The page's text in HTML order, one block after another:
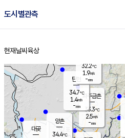
도시별관측
홈
현재날씨 육상
파주금촌
33.3℃
2.5m/s
-mm
대곶
탄현
34.7℃
1.4m/s
-mm
양촌
34.4℃
32.2℃
1.9m/s
-mm